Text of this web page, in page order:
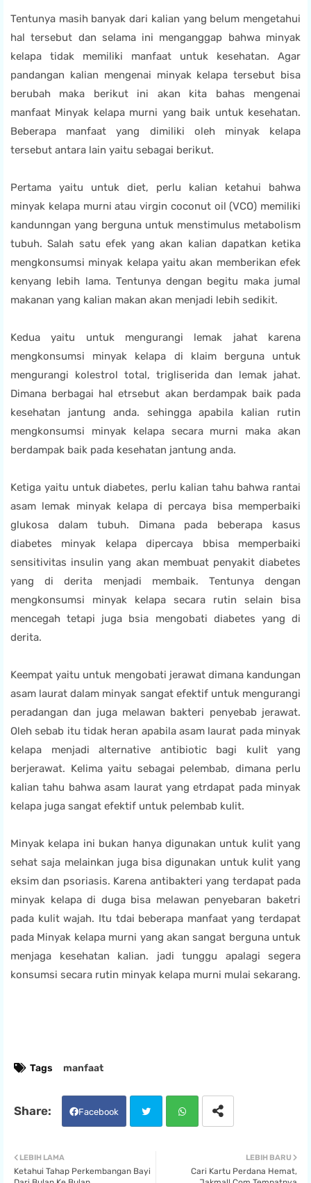
Tentunya masih banyak dari kalian yang belum mengetahui
hal tersebut dan selama ini menganggap bahwa minyak
kelapa tidak memiliki manfaat untuk kesehatan. Agar
pandangan kalian mengenai minyak kelapa tersebut bisa
berubah maka berikut ini akan kita bahas mengenai
manfaat Minyak kelapa murni yang baik untuk kesehatan.
Beberapa manfaat yang dimiliki oleh minyak kelapa
tersebut antara lain yaitu sebagai berikut.
Pertama yaitu untuk diet, perlu kalian ketahui bahwa
minyak kelapa murni atau virgin coconut oil (VCO) memiliki
kandunngan yang berguna untuk menstimulus metabolism
tubuh. Salah satu efek yang akan kalian dapatkan ketika
mengkonsumsi minyak kelapa yaitu akan memberikan efek
kenyang lebih lama. Tentunya dengan begitu maka jumal
makanan yang kalian makan akan menjadi lebih sedikit.
Kedua yaitu untuk mengurangi lemak jahat karena
mengkonsumsi minyak kelapa di klaim berguna untuk
mengurangi kolestrol total, trigliserida dan lemak jahat.
Dimana berbagai hal etrsebut akan berdampak baik pada
kesehatan jantung anda. sehingga apabila kalian rutin
mengkonsumsi minyak kelapa secara murni maka akan
berdampak baik pada kesehatan jantung anda.
Ketiga yaitu untuk diabetes, perlu kalian tahu bahwa rantai
asam lemak minyak kelapa di percaya bisa memperbaiki
glukosa dalam tubuh. Dimana pada beberapa kasus
diabetes minyak kelapa dipercaya bbisa memperbaiki
sensitivitas insulin yang akan membuat penyakit diabetes
yang di derita menjadi membaik. Tentunya dengan
mengkonsumsi minyak kelapa secara rutin selain bisa
mencegah tetapi juga bsia mengobati diabetes yang di
derita.
Keempat yaitu untuk mengobati jerawat dimana kandungan
asam laurat dalam minyak sangat efektif untuk mengurangi
peradangan dan juga melawan bakteri penyebab jerawat.
Oleh sebab itu tidak heran apabila asam laurat pada minyak
kelapa menjadi alternative antibiotic bagi kulit yang
berjerawat. Kelima yaitu sebagai pelembab, dimana perlu
kalian tahu bahwa asam laurat yang etrdapat pada minyak
kelapa juga sangat efektif untuk pelembab kulit.
Minyak kelapa ini bukan hanya digunakan untuk kulit yang
sehat saja melainkan juga bisa digunakan untuk kulit yang
eksim dan psoriasis. Karena antibakteri yang terdapat pada
minyak kelapa di duga bisa melawan penyebaran baketri
pada kulit wajah. Itu tdai beberapa manfaat yang terdapat
pada Minyak kelapa murni yang akan sangat berguna untuk
menjaga kesehatan kalian. jadi tunggu apalagi segera
konsumsi secara rutin minyak kelapa murni mulai sekarang.
Tags manfaat
Facebook
ter
LEBIH BARU
Cari Kartu Perdana Hemat,
LEBIH LAMA
Ketahui Tahap Perkembangan Bayi